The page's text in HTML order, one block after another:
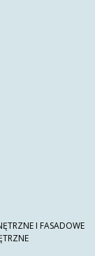
I FASADOWE